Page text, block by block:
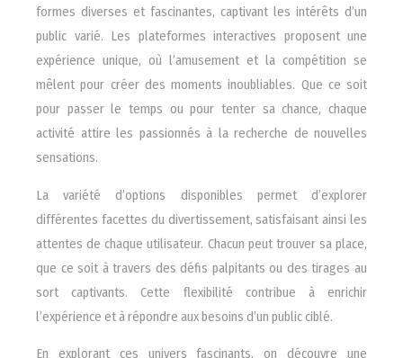
formes diverses et fascinantes, captivant les intérêts d’un
public varié. Les plateformes interactives proposent une
expérience unique, où l’amusement et la compétition se
mêlent pour créer des moments inoubliables. Que ce soit
pour passer le temps ou pour tenter sa chance, chaque
activité attire les passionnés à la recherche de nouvelles
sensations.
La variété d’options disponibles permet d’explorer
différentes facettes du divertissement, satisfaisant ainsi les
attentes de chaque utilisateur. Chacun peut trouver sa place,
que ce soit à travers des défis palpitants ou des tirages au
sort captivants. Cette flexibilité contribue à enrichir
l’expérience et à répondre aux besoins d’un public ciblé.
En explorant ces univers fascinants, on découvre une